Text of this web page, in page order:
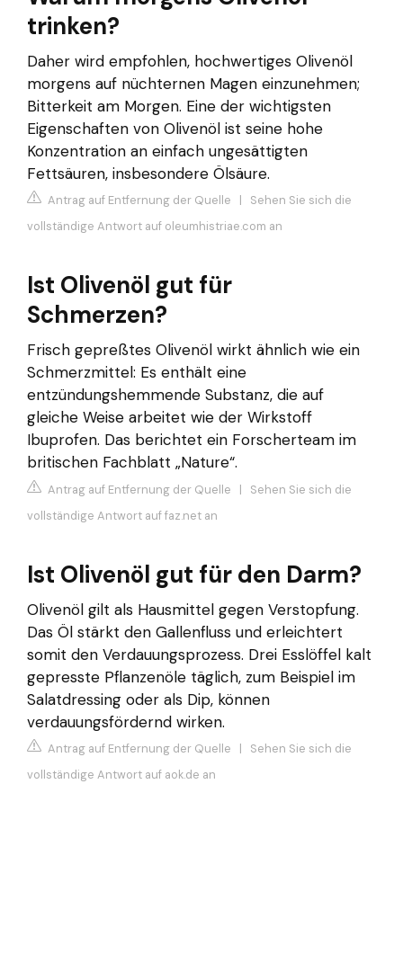
trinken?
Daher wird empfohlen, hochwertiges Olivenöl
morgens auf nüchternen Magen einzunehmen;
Bitterkeit am Morgen. Eine der wichtigsten
Eigenschaften von Olivenöl ist seine hohe
Konzentration an einfach ungesättigten
Fettsäuren, insbesondere Ölsäure.
Antrag auf Entfernung der Quelle | Sehen Sie sich die
vollständige Antwort auf oleumhistriae.com an
Ist Olivenöl gut für
Schmerzen?
Frisch gepreßtes Olivenöl wirkt ähnlich wie ein
Schmerzmittel: Es enthält eine
entzündungshemmende Substanz, die auf
gleiche Weise arbeitet wie der Wirkstoff
Ibuprofen. Das berichtet ein Forscherteam im
britischen Fachblatt „Nature“.
Antrag auf Entfernung der Quelle | Sehen Sie sich die
vollständige Antwort auf faz.net an
Ist Olivenöl gut für den Darm?
Olivenöl gilt als Hausmittel gegen Verstopfung.
Das Öl stärkt den Gallenfluss und erleichtert
somit den Verdauungsprozess. Drei Esslöffel kalt
gepresste Pflanzenöle täglich, zum Beispiel im
Salatdressing oder als Dip, können
verdauungsfördernd wirken.
Antrag auf Entfernung der Quelle | Sehen Sie sich die
vollständige Antwort auf aok.de an